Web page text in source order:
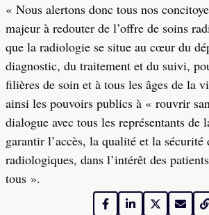
« Nous alertons donc tous nos
majeur à redouter de l’offre de soins
que la radiologie se situe au cœur du
diagnostic, du traitement et du suivi,
filières de soin et à tous les âges de la
ainsi les pouvoirs publics à « rouvrir
dialogue avec tous les représentants de
garantir l’accès, la qualité et la sécurité
radiologiques, dans l’intérêt des
tous ».